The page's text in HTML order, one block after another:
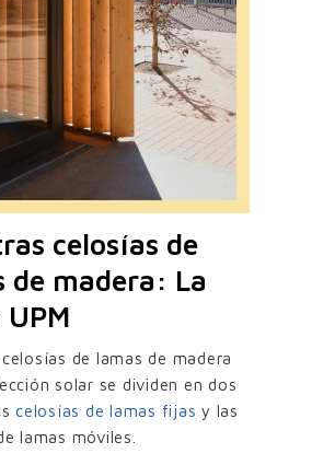
celosías de
de madera: La
de lamas de madera
solar se dividen en dos
celosías de lamas fijas y las
lamas móviles.